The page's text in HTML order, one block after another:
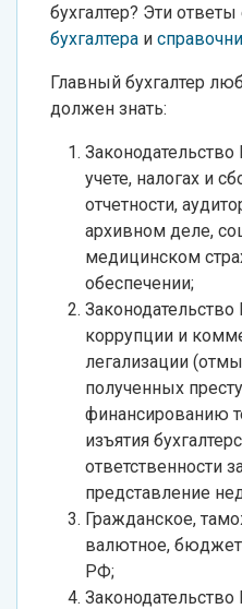
бухгалтер? Эти ответы
бухгалтера и
Главный бухгалтер
должен знать:
учете, налогах и
отчетности,
архивном деле,
медицинском
обеспечении;
коррупции и
легализации
полученных
финансированию
изъятия
ответственности
представление
Гражданское,
валютное,
РФ;